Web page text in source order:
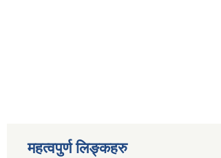
महत्वपुर्ण लिङ्कहरु